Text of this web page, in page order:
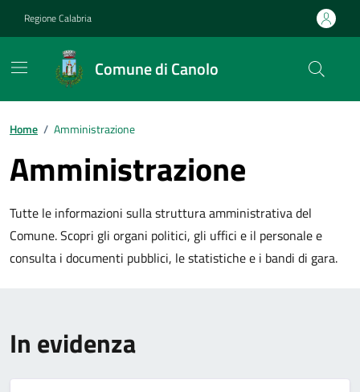
Regione Calabria
Comune di Canolo
Home / Amministrazione
Amministrazione
Tutte le informazioni sulla struttura amministrativa del
Comune. Scopri gli organi politici, gli uffici e il personale e
consulta i documenti pubblici, le statistiche e i bandi di gara.
In evidenza